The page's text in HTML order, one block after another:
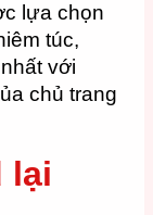
lựa chọn
túc,
với
chủ trang
lại